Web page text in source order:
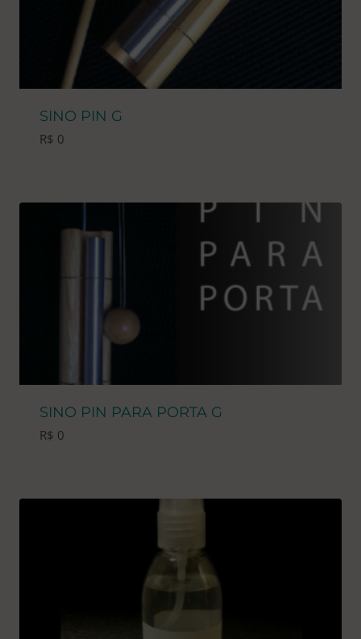
SINO PIN G
R$ 0
SINO PIN PARA PORTA G
R$ 0